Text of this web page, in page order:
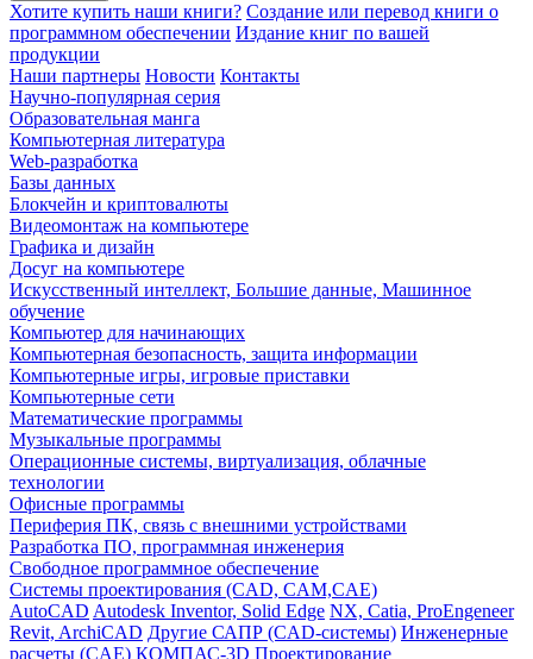
Хотите купить наши книги? Создание или перевод книги о
программном обеспечении Издание книг по вашей
продукции
Наши партнеры Новости Контакты
Научно-популярная серия
Образовательная манга
Компьютерная литература
Web-разработка
Базы данных
Блокчейн и криптовалюты
Видеомонтаж на компьютере
Графика и дизайн
Досуг на компьютере
Искусственный интеллект, Большие данные, Машинное
обучение
Компьютер для начинающих
Компьютерная безопасность, защита информации
Компьютерные игры, игровые приставки
Компьютерные сети
Математические программы
Музыкальные программы
Операционные системы, виртуализация, облачные
технологии
Офисные программы
Периферия ПК, связь с внешними устройствами
Разработка ПО, программная инженерия
Свободное программное обеспечение
Системы проектирования (CAD, CAM,CAE)
AutoCAD Autodesk Inventor, Solid Edge NX, Catia, ProEngeneer
Revit, ArchiCAD Другие САПР (CAD-системы) Инженерные
расчеты (CAE) КОМПАС-3D Проектирование